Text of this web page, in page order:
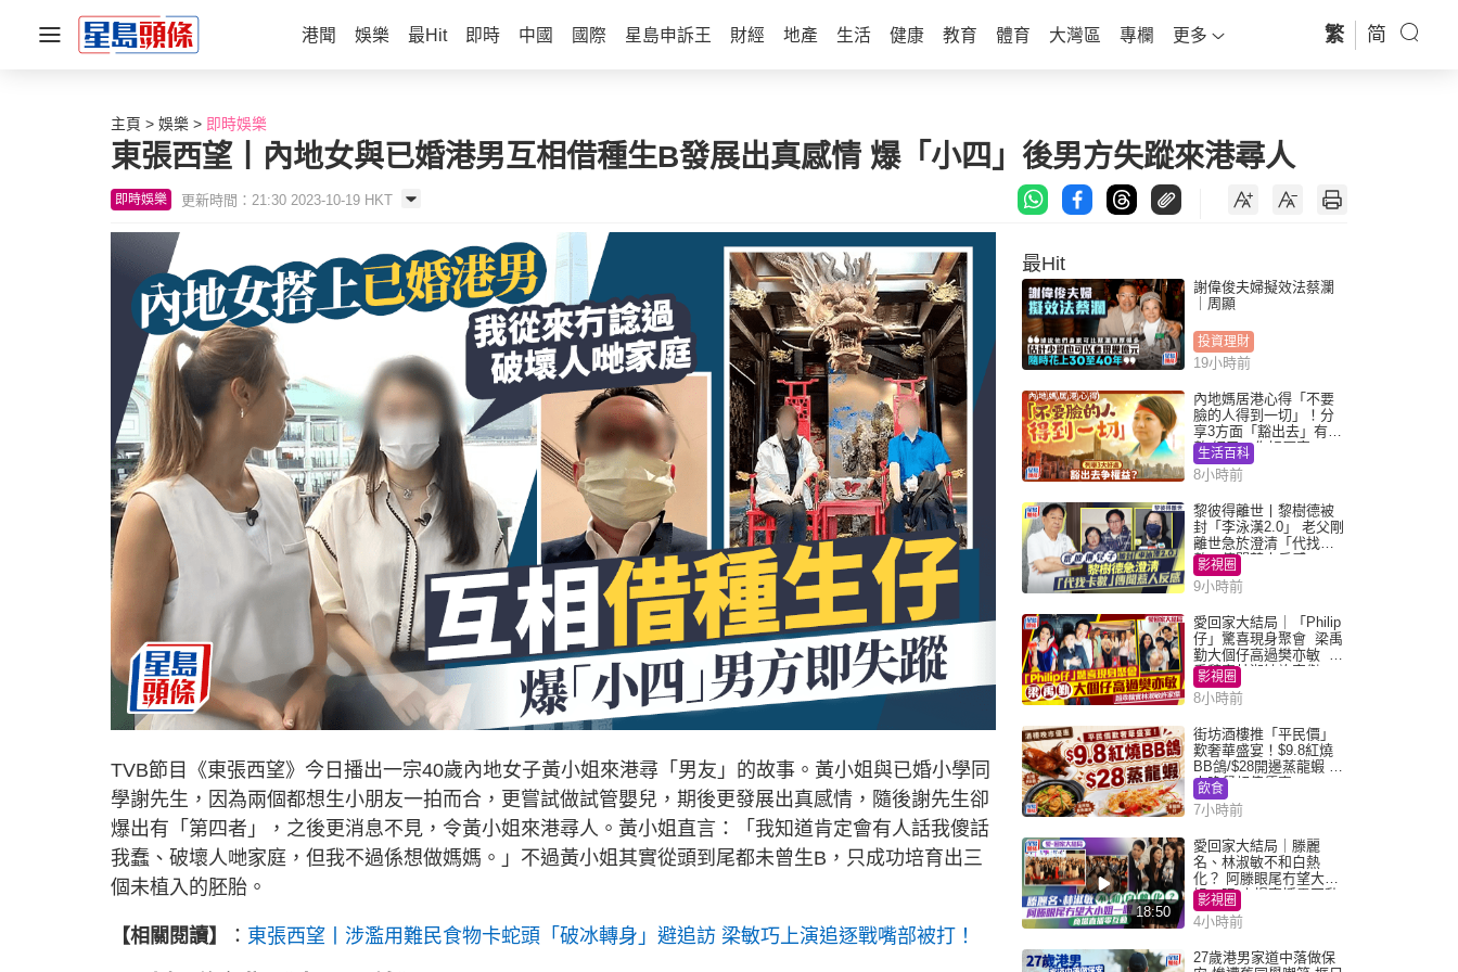
港聞 娛樂 最Hit 即時 中國 國際 星島申訴王 財經 地產 生活 健康 教育 體育 大灣區 專欄 更多 繁 简
主頁 娛樂 即時娛樂
東張西望丨內地女與已婚港男互相借種生B發展出真感情 爆「小四」後男方失蹤來港尋人
即時娛樂 更新時間：21:30 2023-10-19 HKT
TVB節目《東張西望》今日播出一宗40歲內地女子黃小姐來港尋「男友」的故事。黃小姐與已婚小學同
學謝先生，因為兩個都想生小朋友一拍而合，更嘗試做試管嬰兒，期後更發展出真感情，隨後謝先生卻
爆出有「第四者」，之後更消息不見，令黃小姐來港尋人。黃小姐直言：「我知道肯定會有人話我傻話
我蠢、破壞人哋家庭，但我不過係想做媽媽。」不過黃小姐其實從頭到尾都未曾生B，只成功培育出三
個未植入的胚胎。
【相關閱讀】 ： 東張西望丨涉濫用難民食物卡蛇頭「破冰轉身」避追訪 梁敏巧上演追逐戰嘴部被打！
最Hit
謝偉俊夫婦擬效法蔡瀾
｜周顯
投資理財
19小時前
內地媽居港心得「不要
臉的人得到一切」！分
享3方面「豁出去」有著
數 網民：你好厲害
生活百科
8小時前
黎彼得離世丨黎樹德被
封「李泳漢2.0」 老父剛
離世急於澄清「代找卡
數」傳聞惹人反感
影視圈
9小時前
愛回家大結局｜「Philip
仔」驚喜現身聚會 梁禹
勤大個仔高過樊亦敏 超
乖黐實林淑敏許家傑
影視圈
8小時前
街坊酒樓推「平民價」
歎奢華盛宴！$9.8紅燒
BB鴿/$28開邊蒸龍蝦 3
大晚餐超值優惠
飲食
7小時前
18:50
愛回家大結局｜滕麗
名、林淑敏不和白熱
化？ 阿滕眼尾冇望大小
姐一眼 商場直播零互動
影視圈
4小時前
27歲港男家道中落做保